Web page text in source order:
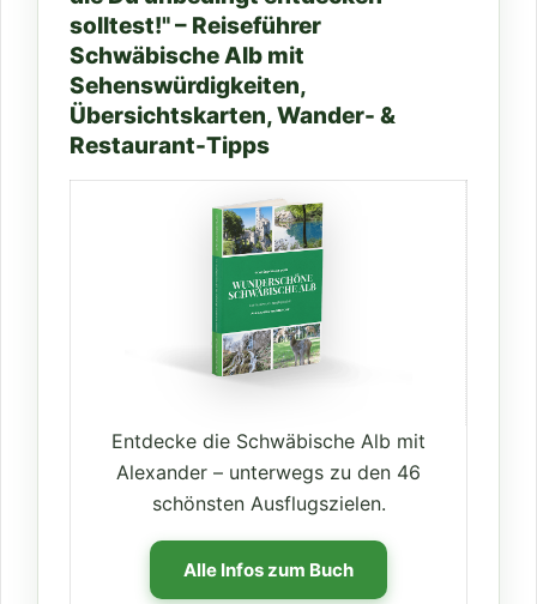
solltest!" – Reiseführer
Schwäbische Alb mit
Sehenswürdigkeiten,
Übersichtskarten, Wander- &
Restaurant-Tipps
Entdecke die Schwäbische Alb mit
Alexander – unterwegs zu den 46
schönsten Ausflugszielen.
Alle Infos zum Buch